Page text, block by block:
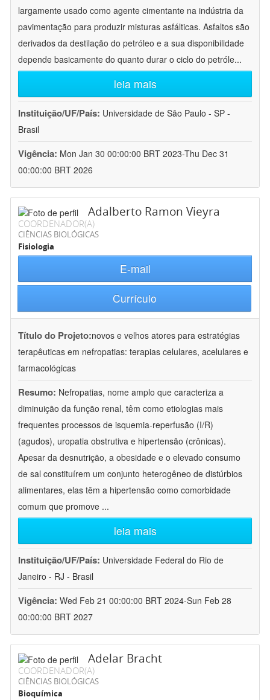
largamente usado como agente cimentante na indústria da
pavimentação para produzir misturas asfálticas. Asfaltos são
derivados da destilação do petróleo e a sua disponibilidade
depende basicamente do quanto durar o ciclo do petróle...
leia mais
Instituição/UF/País: Universidade de São Paulo - SP -
Brasil
Vigência: Mon Jan 30 00:00:00 BRT 2023-Thu Dec 31
00:00:00 BRT 2026
Adalberto Ramon Vieyra
COORDENADOR(A)
CIÊNCIAS BIOLÓGICAS
Fisiologia
E-mail
Currículo
Título do Projeto:novos e velhos atores para estratégias
terapêuticas em nefropatias: terapias celulares, acelulares e
farmacológicas
Resumo: Nefropatias, nome amplo que caracteriza a
diminuição da função renal, têm como etiologias mais
frequentes processos de isquemia-reperfusão (I/R)
(agudos), uropatia obstrutiva e hipertensão (crônicas).
Apesar da desnutrição, a obesidade e o elevado consumo
de sal constituírem um conjunto heterogêneo de distúrbios
alimentares, elas têm a hipertensão como comorbidade
comum que promove ...
leia mais
Instituição/UF/País: Universidade Federal do Rio de
Janeiro - RJ - Brasil
Vigência: Wed Feb 21 00:00:00 BRT 2024-Sun Feb 28
00:00:00 BRT 2027
Adelar Bracht
COORDENADOR(A)
CIÊNCIAS BIOLÓGICAS
Bioquímica